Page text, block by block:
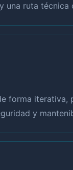
una ruta técnica
forma iterativa,
y